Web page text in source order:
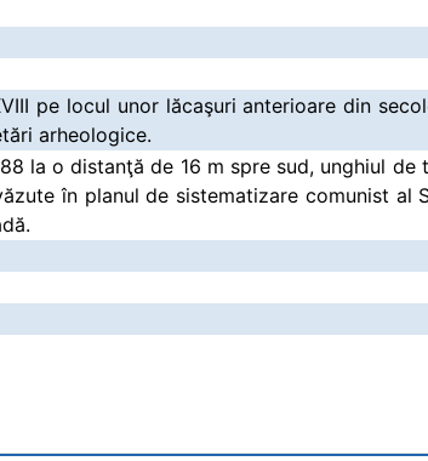
pe locul unor lăcaşuri anterioare din
arheologice.
la o distanţă de 16 m spre sud, unghiul de
în planul de sistematizare comunist al